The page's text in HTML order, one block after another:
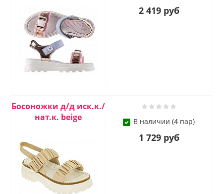
2 419 руб
Босоножки д/д иск.к./
нат.к. beige
В наличии (4 пар)
1 729 руб